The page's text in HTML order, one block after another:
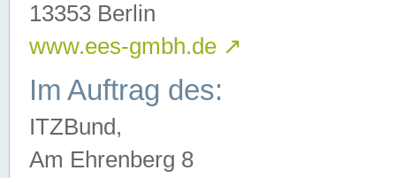
13353 Berlin
www.ees-gmbh.de ↗
Im Auftrag des:
ITZBund,
Am Ehrenberg 8